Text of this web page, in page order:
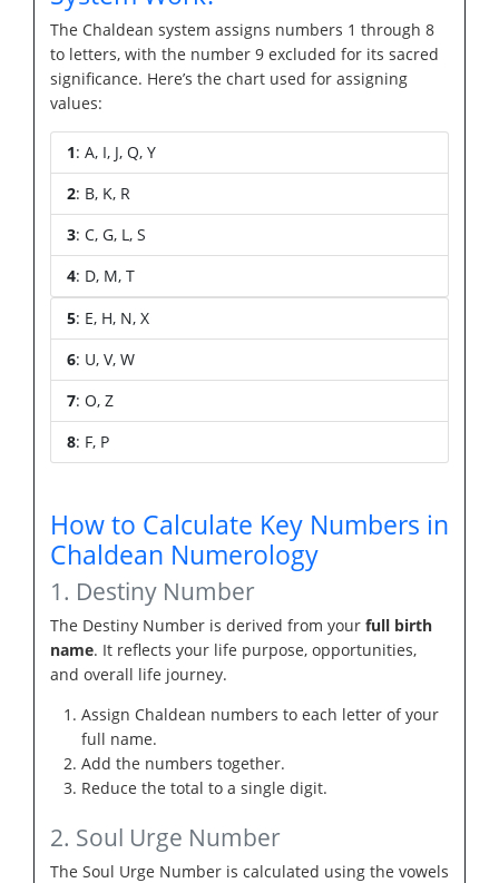
The Chaldean system assigns numbers 1 through 8
to letters, with the number 9 excluded for its sacred
significance. Here’s the chart used for assigning
values:
1: A, I, J, Q, Y
2: B, K, R
3: C, G, L, S
4: D, M, T
5: E, H, N, X
6: U, V, W
7: O, Z
8: F, P
How to Calculate Key Numbers in
Chaldean Numerology
1. Destiny Number
The Destiny Number is derived from your full birth
name. It reflects your life purpose, opportunities,
and overall life journey.
Assign Chaldean numbers to each letter of your
full name.
Add the numbers together.
Reduce the total to a single digit.
2. Soul Urge Number
The Soul Urge Number is calculated using the vowels